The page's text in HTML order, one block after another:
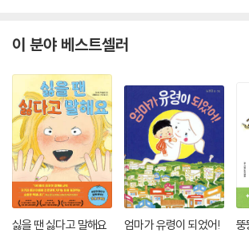
이 분야 베스트셀러
싫을 땐 싫다고 말해요 엄마가 유령이 되었어!
뚱